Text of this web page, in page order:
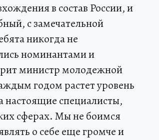
в состав России, и
с замечательной
никогда не
номинантами и
министр молодежной
годом растет уровень
настоящие специалисты,
сферах. Мы не боимся
о себе еще громче и